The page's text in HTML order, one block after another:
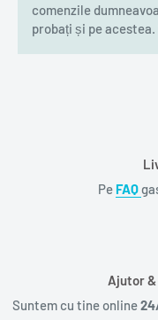
comenzile
probați și pe
Pe FAQ
Ajutor
Suntem cu tine online